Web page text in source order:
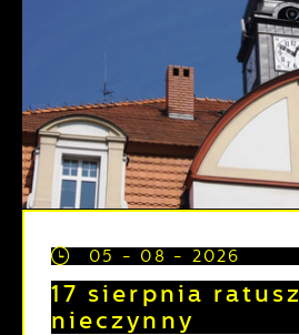
05 - 08 - 2026
17 sierpnia ratusz
nieczynny